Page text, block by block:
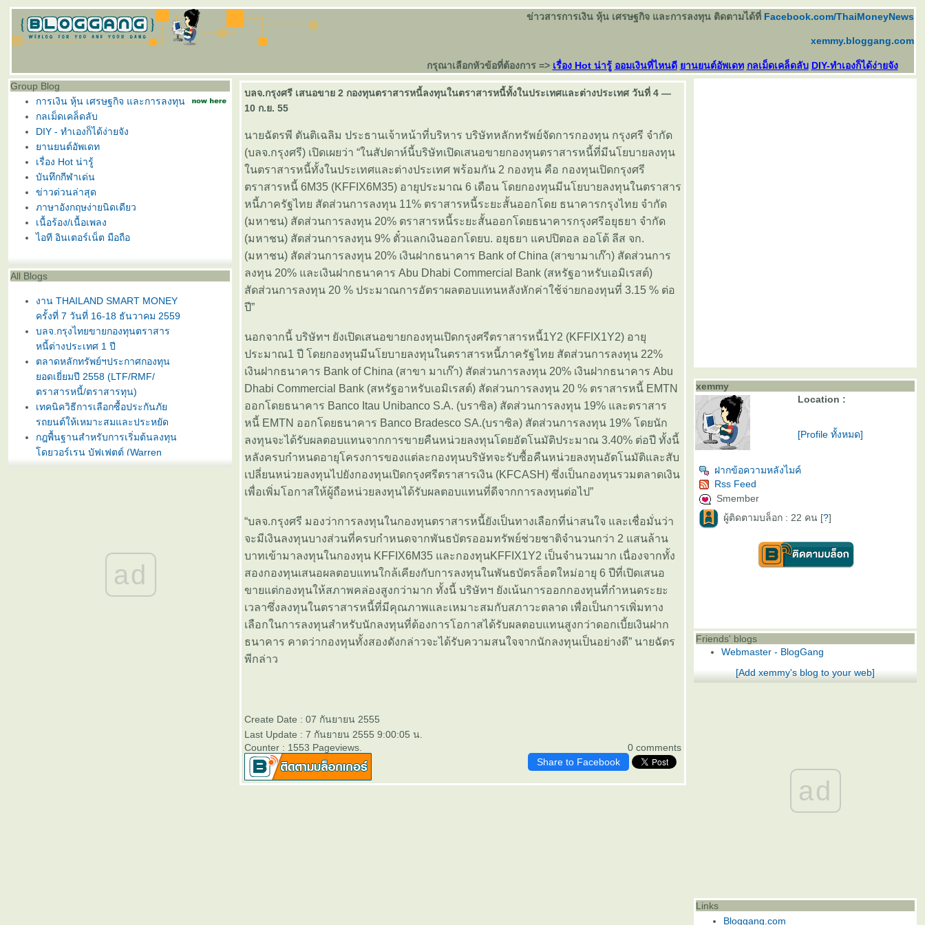
ข่าวสารการเงิน หุ้น เศรษฐกิจ และการลงทุน ติดตามได้ที่ Facebook.com/ThaiMoneyNews
xemmy.bloggang.com
กรุณาเลือกหัวข้อที่ต้องการ => เรื่อง Hot น่ารู้ ออมเงินที่ไหนดี านยนต์อัพเดท กลเม็ดเคล็ดลับ DIY-ทำเองก็ได้ง่ายจัง
Group Blog
การเงิน หุ้น เศรษฐกิจ และการลงทุน
กลเม็ดเคล็ดลับ
DIY - ทำเองก็ได้ง่ายจัง
านยนต์อัพเดท
เรื่อง Hot น่ารู้
บันทึกกีฬาเด่น
ข่าวด่วนล่าสุด
ภาษาอังกฤษง่ายนิดเดียว
เนื้อร้อง/เนื้อเพลง
ไอที อินเตอร์เน็ต มือถือ
All Blogs
งาน THAILAND SMART MONEY
ครั้งที่ 7 วันที่ 16-18 ธันวาคม 2559
บลจ.กรุงไทยขายกองทุนตราสาร
หนี้ต่างประเทศ 1 ปี
ตลาดหลักทรัพย์ฯประกาศกองทุน
อดเยี่ยมปี 2558 (LTF/RMF/
ตราสารหนี้/ตราสารทุน)
เทคนิควิธีการเลือกซื้อประกันภั
รถยนต์ให้เหมาะสมและประหยัด
กฎพื้นฐานสำหรับการเริ่มต้นลงทุน
ดยวอร์เรน บัฟเฟตต์ (Warren
ดอกเบี้ยสูง 3% ต่อปี
บลจ. ทิสโก้ เปิดเสนอขาย “กองทุน
เปิด ทิสโก้ เจแปน อิควิตี้ ทริกเกอร์
8% #2” วันที่ 2- 9 ม.ค. 2557
ad
บลจ.กรุงศรี เสนอขาย 2 กองทุนตราสารหนี้ลงทุนในตราสารหนี้ทั้งในประเทศและต่างประเทศ วันที่ 4 —
10 ก.ย. 55
นายฉัตรพี ตันติเฉลิม ประธานเจ้าหน้าที่บริหาร บริษัทหลักทรัพย์จัดการกองทุน กรุงศรี จำกัด
(บลจ.กรุงศรี) เปิดเผยว่า “ในสัปดาห์นี้บริษัทเปิดเสนอขายกองทุนตราสารหนี้ที่มีนโยบายลงทุน
นตราสารหนี้ทั้งในประเทศและต่างประเทศ พร้อมกัน 2 กองทุน คือ กองทุนเปิดกรุงศรี
ตราสารหนี้ 6M35 (KFFIX6M35) อายุประมาณ 6 เดือน โดยกองทุนมีนโยบายลงทุนในตราสาร
หนี้ภาครัฐไทย สัดส่วนการลงทุน 11% ตราสารหนี้ระยะสั้นออกโดย ธนาคารกรุงไทย จำกัด
(มหาชน) สัดส่วนการลงทุน 20% ตราสารหนี้ระยะสั้นออกโดยธนาคารกรุงศรีอยุธยา จำกัด
(มหาชน) สัดส่วนการลงทุน 9% ตั๋วแลกเงินออกโดยบ. อยุธยา แคปปิตอล ออโต้ ลีส จก.
(มหาชน) สัดส่วนการลงทุน 20% เงินฝากธนาคาร Bank of China (สาขามาเก๊า) สัดส่วนการ
ลงทุน 20% และเงินฝากธนาคาร Abu Dhabi Commercial Bank (สหรัฐอาหรับเอมิเรสต์)
สัดส่วนการลงทุน 20 % ประมาณการอัตราผลตอบแทนหลังหักค่าใช้จ่ายกองทุนที่ 3.15 % ต่อ
ปี”
นอกจากนี้ บริษัทฯ ยังเปิดเสนอขายกองทุนเปิดกรุงศรีตราสารหนี้1Y2 (KFFIX1Y2) อายุ
ประมาณ1 ปี โดยกองทุนมีนโยบายลงทุนในตราสารหนี้ภาครัฐไทย สัดส่วนการลงทุน 22%
เงินฝากธนาคาร Bank of China (สาขา มาเก๊า) สัดส่วนการลงทุน 20% เงินฝากธนาคาร Abu
Dhabi Commercial Bank (สหรัฐอาหรับเอมิเรสต์) สัดส่วนการลงทุน 20 % ตราสารหนี้ EMTN
ออกโดยธนาคาร Banco Itau Unibanco S.A. (บราซิล) สัดส่วนการลงทุน 19% และตราสาร
หนี้ EMTN ออกโดยธนาคาร Banco Bradesco SA.(บราซิล) สัดส่วนการลงทุน 19% โดยนัก
ลงทุนจะได้รับผลตอบแทนจากการขายคืนหน่วยลงทุนโดยอัตโนมัติประมาณ 3.40% ต่อปี ทั้งนี้
หลังครบกำหนดอายุโครงการของแต่ละกองทุนบริษัทจะรับซื้อคืนหน่วยลงทุนอัตโนมัติและสับ
เปลี่ยนหน่วยลงทุนไปยังกองทุนเปิดกรุงศรีตราสารเงิน (KFCASH) ซึ่งเป็นกองทุนรวมตลาดเงิน
เพื่อเพิ่มโอกาสให้ผู้ถือหน่วยลงทุนได้รับผลตอบแทนที่ดีจากการลงทุนต่อไป”
“บลจ.กรุงศรี มองว่าการลงทุนในกองทุนตราสารหนี้ยังเป็นทางเลือกที่น่าสนใจ และเชื่อมั่นว่า
จะมีเงินลงทุนบางส่วนที่ครบกำหนดจากพันธบัตรออมทรัพย์ช่วยชาติจำนวนกว่า 2 แสนล้าน
บาทเข้ามาลงทุนในกองทุน KFFIX6M35 และกองทุนKFFIX1Y2 เป็นจำนวนมาก เนื่องจากทั้ง
สองกองทุนเสนอผลตอบแทนใกล้เคียงกับการลงทุนในพันธบัตรล็อตใหม่อายุ 6 ปีที่เปิดเสนอ
ขายแต่กองทุนให้สภาพคล่องสูงกว่ามาก ทั้งนี้ บริษัทฯ ยังเน้นการออกกองทุนที่กำหนดระยะ
เวลาซึ่งลงทุนในตราสารหนี้ที่มีคุณภาพและเหมาะสมกับสภาวะตลาด เพื่อเป็นการเพิ่มทาง
เลือกในการลงทุนสำหรับนักลงทุนที่ต้องการโอกาสได้รับผลตอบแทนสูงกว่าดอกเบี้ยเงินฝาก
ธนาคาร คาดว่ากองทุนทั้งสองดังกล่าวจะได้รับความสนใจจากนักลงทุนเป็นอย่างดี” นายฉัตร
พีกล่าว
Create Date : 07 กันยายน 2555
Last Update : 7 กันยายน 2555 9:00:05 น.
0 comments
Counter : 1553 Pageviews.
Share to Facebook
xemmy
Location :
[Profile ทั้งหมด]
ฝากข้อความหลังไมค์
Rss Feed
Smember
ผู้ติดตามบล็อก : 22 คน [?]
Friends' blogs
Webmaster - BlogGang
[Add xemmy's blog to your web]
ad
Links
Bloggang.com